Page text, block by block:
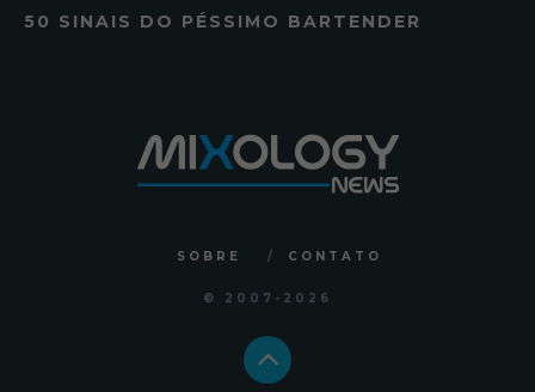
50 SINAIS DO PÉSSIMO BARTENDER
SOBRE CONTATO
© 2007 -2026